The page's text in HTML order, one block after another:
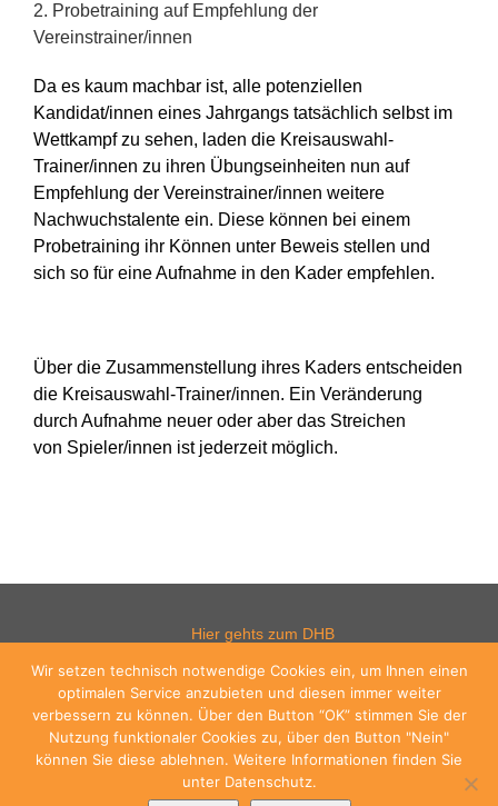
2. Probetraining auf Empfehlung der
Vereinstrainer/innen
Da es kaum machbar ist, alle potenziellen
Kandidat/innen eines Jahrgangs tatsächlich selbst im
Wettkampf zu sehen, laden die Kreisauswahl-
Trainer/innen zu ihren Übungseinheiten nun auf
Empfehlung der Vereinstrainer/innen weitere
Nachwuchstalente ein. Diese können bei einem
Probetraining ihr Können unter Beweis stellen und
sich so für eine Aufnahme in den Kader empfehlen.
Über die Zusammenstellung ihres Kaders entscheiden
die Kreisauswahl-Trainer/innen. Ein Veränderung
durch Aufnahme neuer oder aber das Streichen
von Spieler/innen ist jederzeit möglich.
Hier gehts zum DHB
Wir setzen technisch notwendige Cookies ein, um Ihnen einen
optimalen Service anzubieten und diesen immer weiter
verbessern zu können. Über den Button “OK” stimmen Sie der
Nutzung funktionaler Cookies zu, über den Button "Nein"
können Sie diese ablehnen. Weitere Informationen finden Sie
unter Datenschutz.